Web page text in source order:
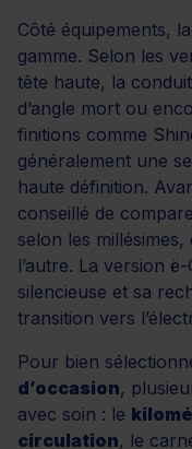
Côté équipements,
gamme. Selon les
tête haute, la
d’angle mort ou
finitions comme
généralement une
haute définition.
conseillé de
selon les
l’autre. La version
silencieuse et sa
transition vers
Pour bien
d’occasion,
avec soin : le
circulation, le